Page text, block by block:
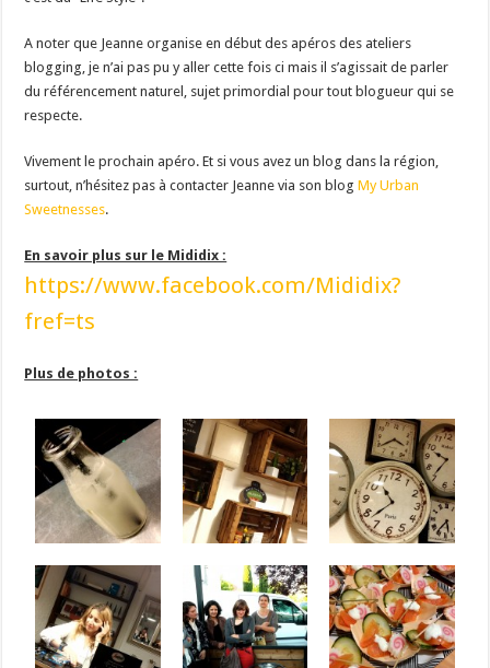
A noter que Jeanne organise en début des apéros des ateliers
blogging, je n’ai pas pu y aller cette fois ci mais il s’agissait de parler
du référencement naturel, sujet primordial pour tout blogueur qui se
respecte.
Vivement le prochain apéro. Et si vous avez un blog dans la région,
surtout, n’hésitez pas à contacter Jeanne via son blogMy Urban
Sweetnesses.
En savoir plus sur le Mididix :
https://www.facebook.com/Mididix?
fref=ts
Plus de photos :